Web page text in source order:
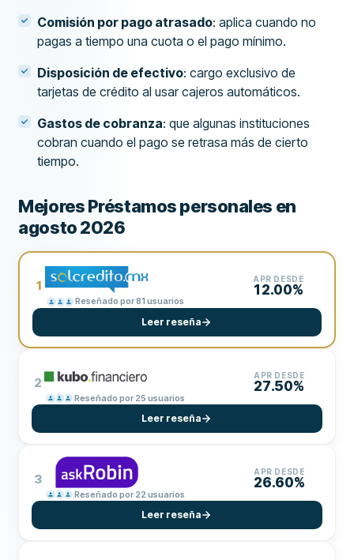
Comisión por pago atrasado: aplica cuando no
pagas a tiempo una cuota o el pago mínimo.
Disposición de efectivo: cargo exclusivo de
tarjetas de crédito al usar cajeros automáticos.
Gastos de cobranza: que algunas instituciones
cobran cuando el pago se retrasa más de cierto
tiempo.
Mejores Préstamos personales en
agosto 2026
1
Reseñado por 81 usuarios
APR DESDE
12.00%
Leer reseña
2
Reseñado por 25 usuarios
APR DESDE
27.50%
Leer reseña
3
Reseñado por 22 usuarios
APR DESDE
26.60%
Leer reseña